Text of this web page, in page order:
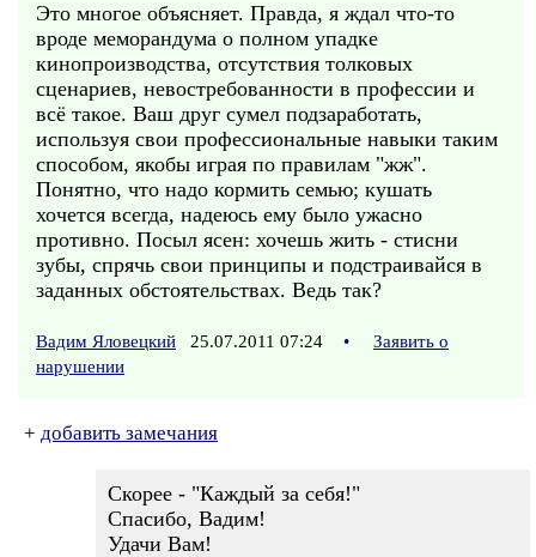
Это многое объясняет. Правда, я ждал что-то
вроде меморандума о полном упадке
кинопроизводства, отсутствия толковых
сценариев, невостребованности в профессии и
всё такое. Ваш друг сумел подзаработать,
используя свои профессиональные навыки таким
способом, якобы играя по правилам "жж".
Понятно, что надо кормить семью; кушать
хочется всегда, надеюсь ему было ужасно
противно. Посыл ясен: хочешь жить - стисни
зубы, спрячь свои принципы и подстраивайся в
заданных обстоятельствах. Ведь так?
Вадим Яловецкий 25.07.2011 07:24 •
Заявить о
нарушении
+ добавить замечания
Скорее - "Каждый за себя!"
Спасибо, Вадим!
Удачи Вам!